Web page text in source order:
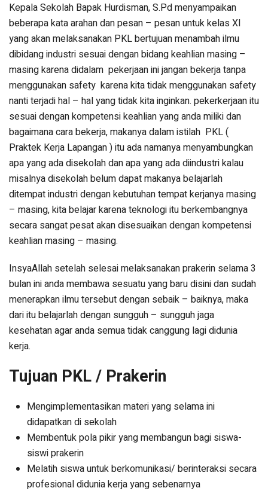
Kepala Sekolah Bapak Hurdisman, S.Pd menyampaikan
beberapa kata arahan dan pesan – pesan untuk kelas XI
yang akan melaksanakan PKL bertujuan menambah ilmu
dibidang industri sesuai dengan bidang keahlian masing –
masing karena didalam pekerjaan ini jangan bekerja tanpa
menggunakan safety karena kita tidak menggunakan safety
nanti terjadi hal – hal yang tidak kita inginkan. pekerkerjaan itu
sesuai dengan kompetensi keahlian yang anda miliki dan
bagaimana cara bekerja, makanya dalam istilah PKL (
Praktek Kerja Lapangan ) itu ada namanya menyambungkan
apa yang ada disekolah dan apa yang ada diindustri kalau
misalnya disekolah belum dapat makanya belajarlah
ditempat industri dengan kebutuhan tempat kerjanya masing
– masing, kita belajar karena teknologi itu berkembangnya
secara sangat pesat akan disesuaikan dengan kompetensi
keahlian masing – masing.
InsyaAllah setelah selesai melaksanakan prakerin selama 3
bulan ini anda membawa sesuatu yang baru disini dan sudah
menerapkan ilmu tersebut dengan sebaik – baiknya, maka
dari itu belajarlah dengan sungguh – sungguh jaga
kesehatan agar anda semua tidak canggung lagi didunia
kerja.
Tujuan PKL / Prakerin
Mengimplementasikan materi yang selama ini
didapatkan di sekolah
Membentuk pola pikir yang membangun bagi siswa-
siswi prakerin
Melatih siswa untuk berkomunikasi/ berinteraksi secara
profesional didunia kerja yang sebenarnya